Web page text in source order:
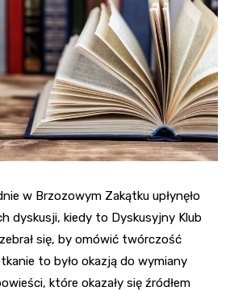
w Brzozowym Zakątku upłynęło
dyskusji, kiedy to Dyskusyjny Klub
się, by omówić twórczość
to było okazją do wymiany
które okazały się źródłem